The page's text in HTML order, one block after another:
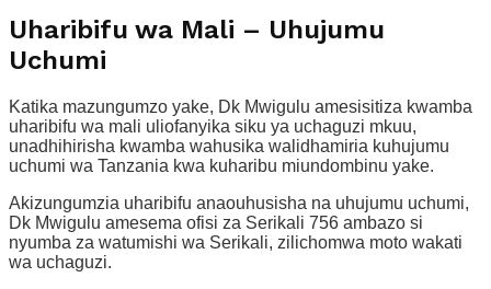
Uharibifu wa Mali – Uhujumu
Uchumi
Katika mazungumzo yake, Dk Mwigulu amesisitiza kwamba
uharibifu wa mali uliofanyika siku ya uchaguzi mkuu,
unadhihirisha kwamba wahusika walidhamiria kuhujumu
uchumi wa Tanzania kwa kuharibu miundombinu yake.
Akizungumzia uharibifu anaouhusisha na uhujumu uchumi,
Dk Mwigulu amesema ofisi za Serikali 756 ambazo si
nyumba za watumishi wa Serikali, zilichomwa moto wakati
wa uchaguzi.